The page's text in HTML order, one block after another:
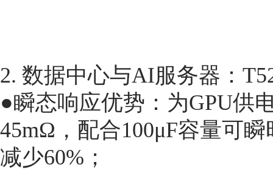
2. 数据中心与AI服务器：
●瞬态响应优势：为GPU供
45mΩ，配合100μF容量可
减少60%；